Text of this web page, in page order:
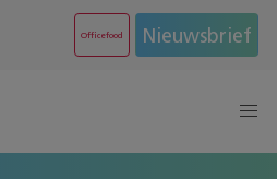
Officefood Nieuwsbrief